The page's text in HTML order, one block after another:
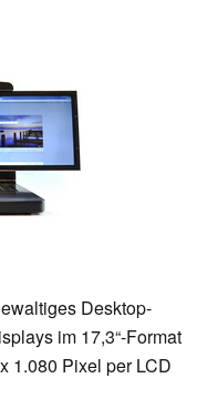
Desktop-
im 17,3“-Format
1.080 Pixel per LCD